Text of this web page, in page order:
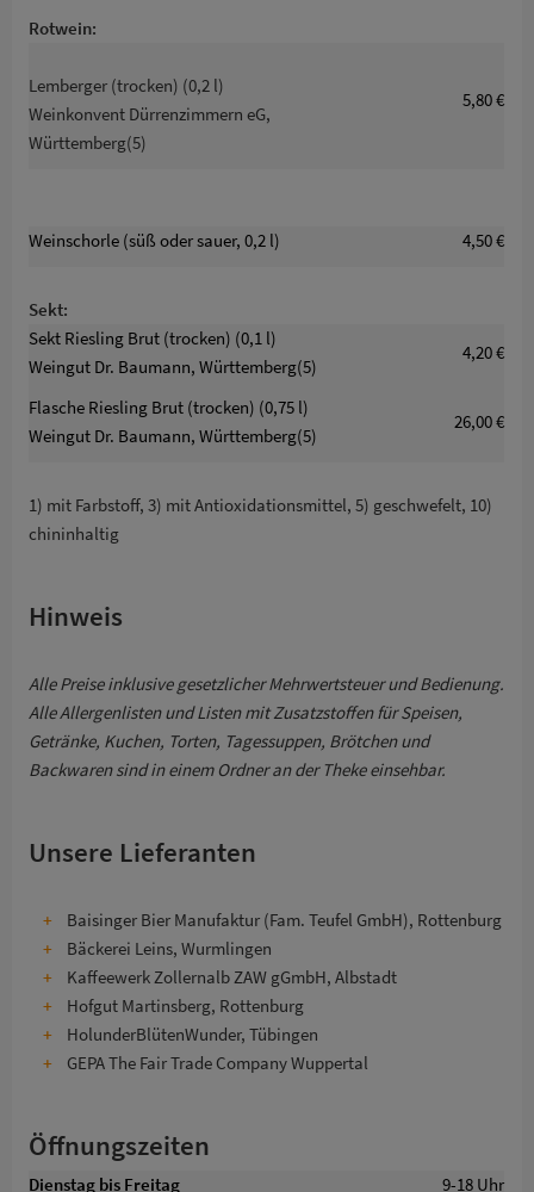
Rotwein:
Lemberger (trocken) (0,2 l)
Weinkonvent Dürrenzimmern eG,
Württemberg(5)
5,80 €
Weinschorle (süß oder sauer, 0,2 l) 4,50 €
Sekt:
Sekt Riesling Brut (trocken) (0,1 l)
Weingut Dr. Baumann, Württemberg(5)
4,20 €
Flasche Riesling Brut (trocken) (0,75 l)
Weingut Dr. Baumann, Württemberg(5)
26,00 €
1) mit Farbstoff, 3) mit Antioxidationsmittel, 5) geschwefelt, 10)
chininhaltig
Hinweis
Alle Preise inklusive gesetzlicher Mehrwertsteuer und Bedienung.
Alle Allergenlisten und Listen mit Zusatzstoffen für Speisen,
Getränke, Kuchen, Torten, Tagessuppen, Brötchen und
Backwaren sind in einem Ordner an der Theke einsehbar.
Unsere Lieferanten
Baisinger Bier Manufaktur (Fam. Teufel GmbH), Rottenburg
Bäckerei Leins, Wurmlingen
Kaffeewerk Zollernalb ZAW gGmbH, Albstadt
Hofgut Martinsberg, Rottenburg
HolunderBlütenWunder, Tübingen
GEPA The Fair Trade Company Wuppertal
Öffnungszeiten
Dienstag bis Freitag 9-18 Uhr